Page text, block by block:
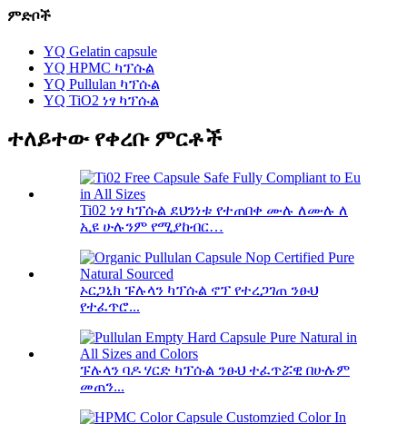
ምድቦች
YQ Gelatin capsule
YQ HPMC ካፕሱል
YQ Pullulan ካፕሱል
YQ TiO2 ነፃ ካፕሱል
ተለይተው የቀረቡ ምርቶች
Ti02 ነፃ ካፕሱል ደህንነቱ የተጠበቀ ሙሉ ለሙሉ ለ
ኢዩ ሁሉንም የሚያከብር…
ኦርጋኒክ ፑሉላን ካፕሱል ኖፕ የተረጋገጠ ንፁህ
የተፈጥሮ...
ፑሉላን ባዶ ሃርድ ካፕሱል ንፁህ ተፈጥሯዊ በሁሉም
መጠን...